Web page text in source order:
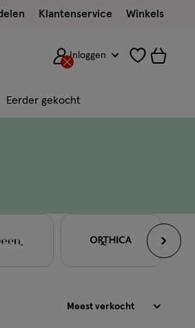
Klantenservice Winkels
Inloggen
Eerder gekocht